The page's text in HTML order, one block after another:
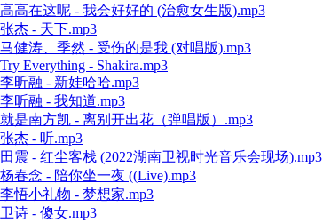
高高在这呢 - 我会好好的 (治愈女生版).mp3
张杰 - 天下.mp3
马健涛、季然 - 受伤的是我 (对唱版).mp3
Try Everything - Shakira.mp3
李昕融 - 新娃哈哈.mp3
李昕融 - 我知道.mp3
就是南方凯 - 离别开出花（弹唱版）.mp3
张杰 - 听.mp3
田震 - 红尘客栈 (2022湖南卫视时光音乐会现场).mp3
杨春念 - 陪你坐一夜 ((Live).mp3
李悟小礼物 - 梦想家.mp3
卫诗 - 傻女.mp3